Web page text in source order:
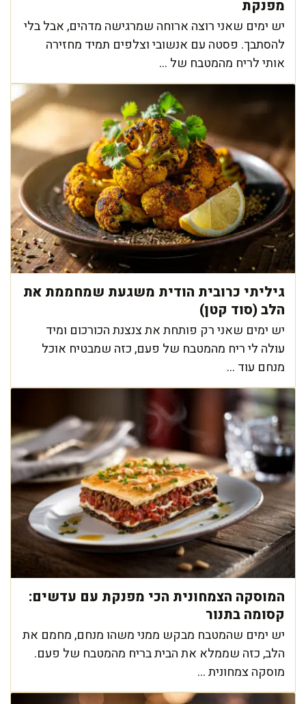
מפנקת
יש ימים שאני רוצה ארוחה שמרגישה מדהים, אבל בלי
להסתבך. פסטה עם אנשובי וצלפים תמיד מחזירה
אותי לריח מהמטבח של ...
גיליתי כרובית הודית משגעת שמחממת את
הלב (סוד קטן)
יש ימים שאני רק פותחת את צנצנת הכורכום ומיד
עולה לי ריח מהמטבח של פעם, כזה שמבטיח אוכל
מנחם עוד ...
המוסקה הצמחונית הכי מפנקת עם עדשים:
קסומה בתנור
יש ימים שהמטבח מבקש ממני משהו מנחם, מחמם את
הלב, כזה שממלא את הבית בריח מהמטבח של פעם.
מוסקה צמחונית ...